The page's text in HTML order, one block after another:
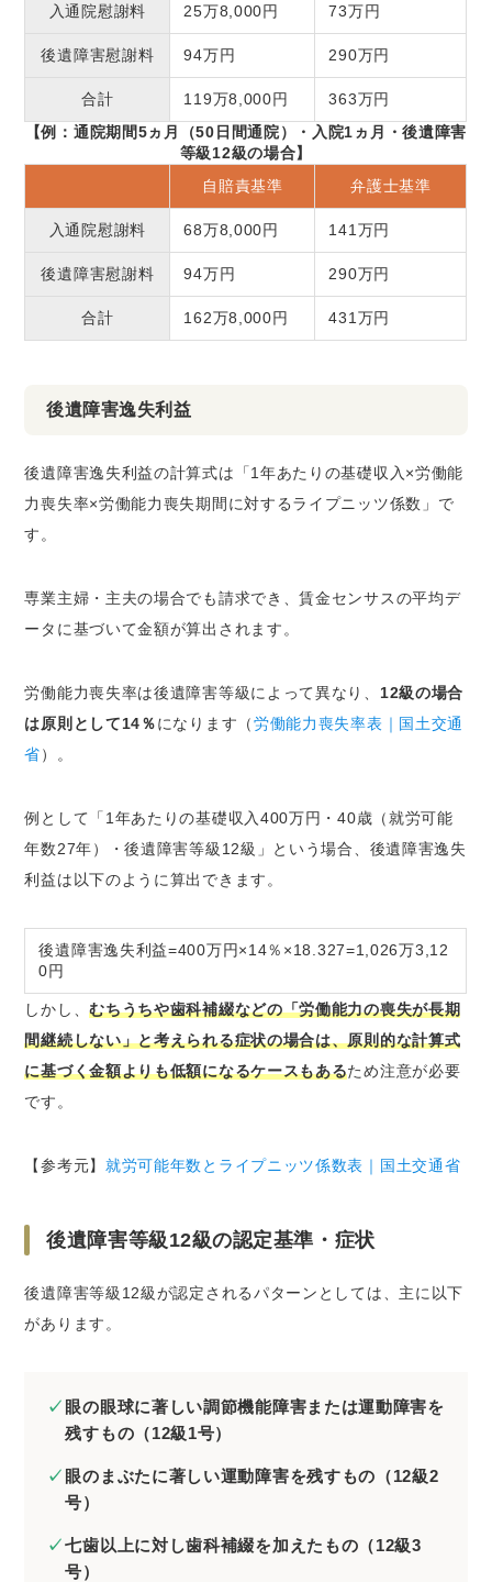
入通院慰謝料 25万8,000円 73万円
後遺障害慰謝料 94万円 290万円
合計 119万8,000円
363万円
【例：通院期間5ヵ月（50日間通院）・入院1ヵ月・後遺障害
等級12級の場合】
自賠責基準
弁護士基準
入通院慰謝料 68万8,000円 141万円
後遺障害慰謝料 94万円 290万円
合計 162万8,000円 431万円
後遺障害逸失利益
後遺障害逸失利益の計算式は「1年あたりの基礎収入×労働能
力喪失率×労働能力喪失期間に対するライプニッツ係数」で
す。
専業主婦・主夫の場合でも請求でき、賃金センサスの平均デ
ータに基づいて金額が算出されます。
労働能力喪失率は後遺障害等級によって異なり、 12級の場合
は原則として14％になります（労働能力喪失率表｜国土交通
省）。
例として「1年あたりの基礎収入400万円・40歳（就労可能
年数27年）・後遺障害等級12級」という場合、後遺障害逸失
利益は以下のように算出できます。
後遺障害逸失利益=400万円×14％×18.327=1,026万3,12
0円
しかし、むちうちや歯科補綴などの「労働能力の喪失が長期
間継続しない」と考えられる症状の場合は、原則的な計算式
に基づく金額よりも低額になるケースもあるため注意が必要
です。
【参考元】 就労可能年数とライプニッツ係数表｜国土交通省
後遺障害等級12級の認定基準・症状
後遺障害等級12級が認定されるパターンとしては、主に以下
があります。
眼の眼球に著しい調節機能障害または運動障害を
残すもの（12級1号）
眼のまぶたに著しい運動障害を残すもの（12級2
号）
七歯以上に対し歯科補綴を加えたもの（12級3
号）